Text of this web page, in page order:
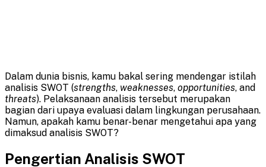
Dalam dunia bisnis, kamu bakal sering mendengar istilah
analisis SWOT (strengths, weaknesses, opportunities, and
threats). Pelaksanaan analisis tersebut merupakan
bagian dari upaya evaluasi dalam lingkungan perusahaan.
Namun, apakah kamu benar-benar mengetahui apa yang
dimaksud analisis SWOT?
Pengertian Analisis SWOT